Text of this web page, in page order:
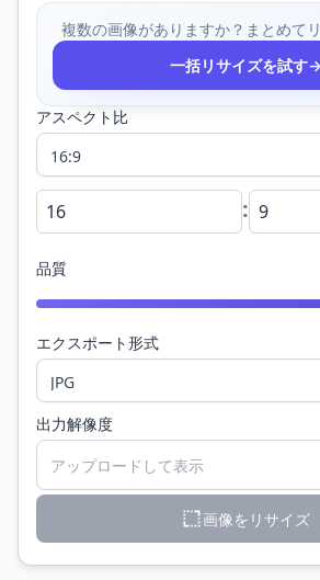
複数の画像がありますか？まとめて
一括リサイズを試す→
アスペクト比
:
品質
エクスポート形式
出力解像度
アップロードして表示
画像をリサイズ